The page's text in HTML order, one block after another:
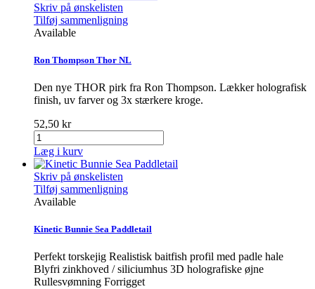
Skriv på ønskelisten
Tilføj sammenligning
Available
Ron Thompson Thor NL
Den nye THOR pirk fra Ron Thompson. Lækker holografisk
finish, uv farver og 3x stærkere kroge.
52,50 kr
Læg i kurv
Skriv på ønskelisten
Tilføj sammenligning
Available
Kinetic Bunnie Sea Paddletail
Perfekt torskejig Realistisk baitfish profil med padle hale
Blyfri zinkhoved / siliciumhus 3D holografiske øjne
Rullesvømning Forrigget